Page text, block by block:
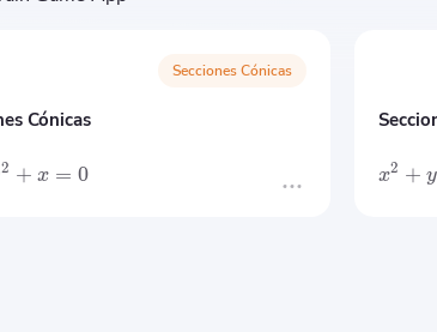
Secciones Cónicas
Cónicas
2 + x = 0 x2 + y